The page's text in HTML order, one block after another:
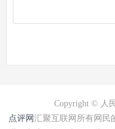
Copyright © 人
点评网 汇聚互联网所有网民